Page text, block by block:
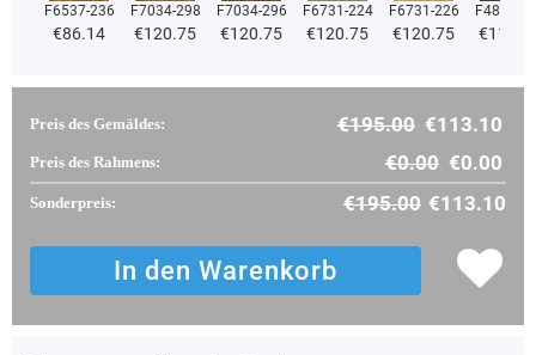
F6537-236
€86.14
F7034-298
€120.75
F7034-296
€120.75
F6731-224
€120.75
F6731-226
€120.75
F4827-
Preis des Gemäldes: €195.00 €113.10
Preis des Rahmens: €0.00 €0.00
Sonderpreis: €195.00 €113.10